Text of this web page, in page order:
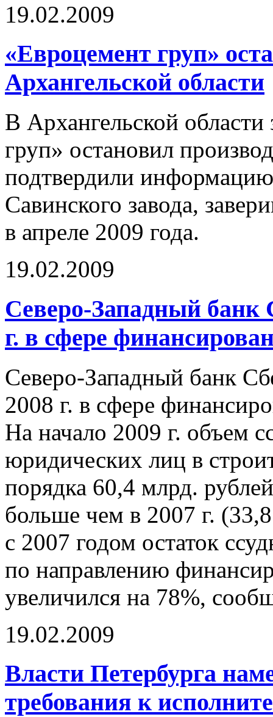
19.02.2009
«Евроцемент груп»
Архангельской области
В Архангельской
груп» остановил
подтвердили информацию
Савинского завода,
в апреле 2009 года.
19.02.2009
Северо-Западный банк
г. в сфере
Северо-Западный банк
2008 г. в сфере
На начало 2009 г. объем
юридических лиц в
порядка 60,4 млрд.
больше чем в 2007 г.
с 2007 годом остаток
по направлению
увеличился на 78%,
19.02.2009
Власти Петербурга
требования к